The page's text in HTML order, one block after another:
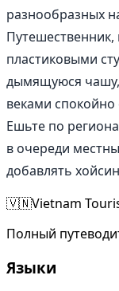
разнообразных
Путешественник,
пластиковыми
дымящуюся чашу,
веками
Ешьте по
в очереди
добавлять
🇻🇳Vietnam
Полный
Языки